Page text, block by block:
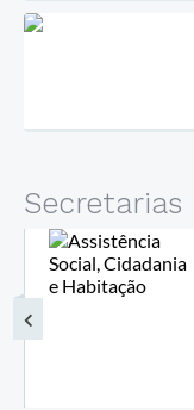
Secretarias